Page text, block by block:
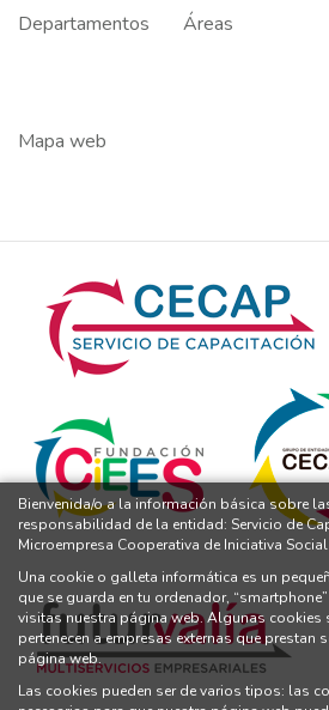
Departamentos
Áreas
Mapa web
Bienvenida/o a la información básica sobre
responsabilidad de la entidad: Servicio de
Microempresa Cooperativa de Iniciativa Social
Una cookie o galleta informática es un
que se guarda en tu ordenador,
visitas nuestra página web. Algunas cookies
pertenecen a empresas externas que prestan
página web.
Las cookies pueden ser de varios tipos: las